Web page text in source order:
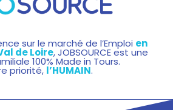
sur le marché de l’Emploi en
de Loire, JOBSOURCE est une
100% Made in Tours.
priorité, l’HUMAIN.